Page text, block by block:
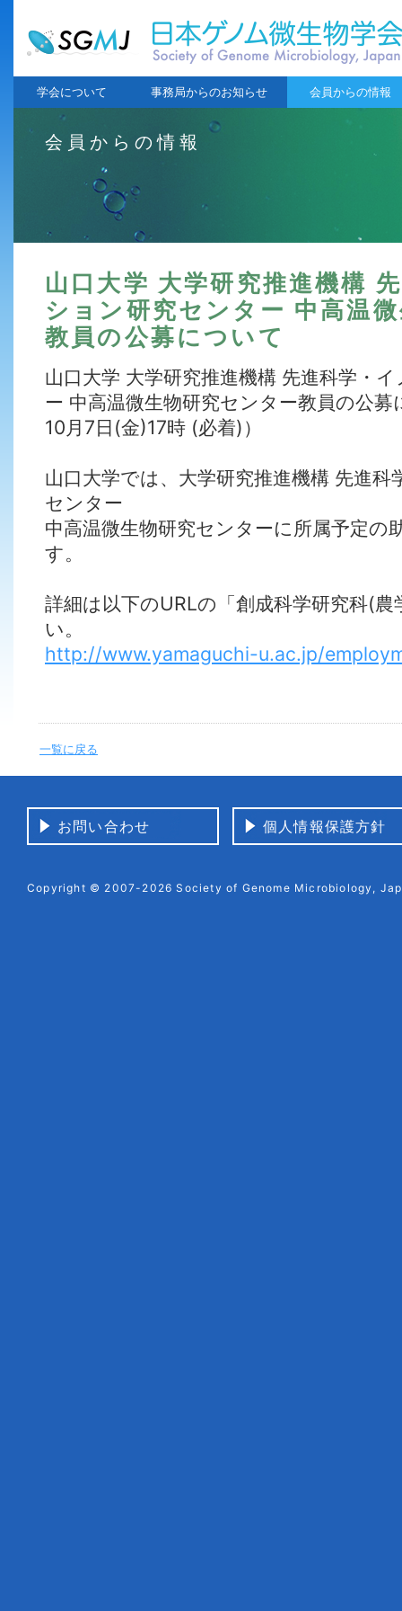
学会について 事務局からのお知らせ 会員からの情報
会員からの情報
山口大学 大学研究推進機構
ション研究センター 中高温
教員の公募について
山口大学 大学研究推進機構 先進科学・
ー 中高温微生物研究センター教員の公
10月7日(金)17時 (必着)）
山口大学では、大学研究推進機構 先進
センター
中高温微生物研究センターに所属予定の
す。
詳細は以下のURLの「創成科学研究科(
い。
http://www.yamaguchi-u.ac.jp/
一覧に戻る
お問い合わせ 個人情報保護方針
Copyright © 2007-2026 Society of Genome Microbiology,